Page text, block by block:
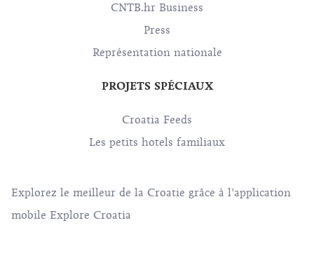
CNTB.hr Business
Press
Représentation nationale
PROJETS SPÉCIAUX
Croatia Feeds
Les petits hotels familiaux
Explorez le meilleur de la Croatie grâce à l’application
mobile Explore Croatia